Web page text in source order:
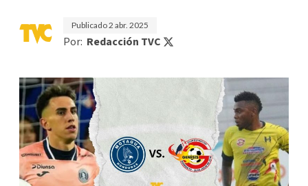
Publicado2 abr. 2025
Por: Redacción TVC